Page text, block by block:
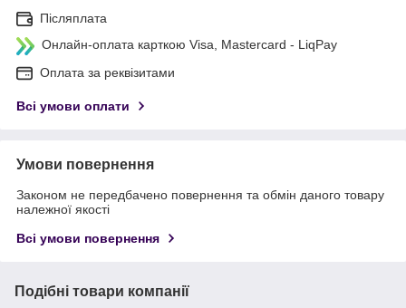
Післяплата
Онлайн-оплата карткою Visa, Mastercard - LiqPay
Оплата за реквізитами
Всі умови оплати
Умови повернення
Законом не передбачено повернення та обмін даного товару
належної якості
Всі умови повернення
Подібні товари компанії